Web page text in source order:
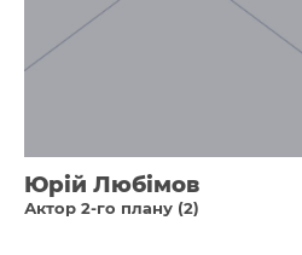
Юрій Любімов
Актор 2-го плану (2)